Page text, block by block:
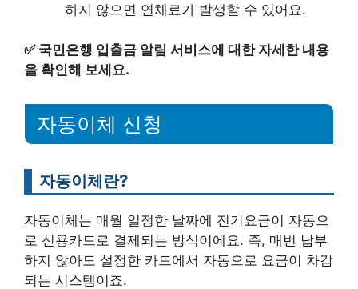
하지 않으면 연체료가 발생할 수 있어요.
✅ 국민은행 입출금 알림 서비스에 대한 자세한 내용
을 확인해 보세요.
자동이체 신청
자동이체란?
자동이체는 매월 일정한 날짜에 전기요금이 자동으
로 신용카드로 결제되는 방식이에요. 즉, 매번 납부
하지 않아도 설정한 카드에서 자동으로 요금이 차감
되는 시스템이죠.